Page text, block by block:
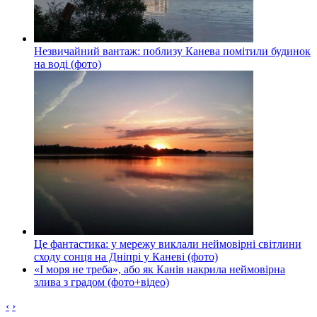
Незвичайний вантаж: поблизу Канева помітили будинок
на воді (фото)
Це фантастика: у мережу виклали неймовірні світлини
сходу сонця на Дніпрі у Каневі (фото)
«І моря не треба», або як Канів накрила неймовірна
злива з градом (фото+відео)
‹ ›